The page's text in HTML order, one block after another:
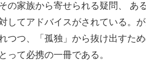
の家族から寄せられる疑問、 あ
してアドバイスがされている。
つつ、「孤独」から抜け出すた
って必携の一冊である。